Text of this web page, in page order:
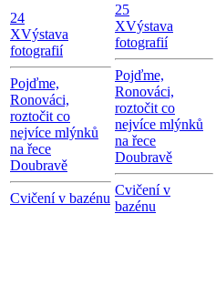
24
XVýstava
fotografií
Pojďme,
Ronováci,
roztočit co
nejvíce mlýnků
na řece
Doubravě
Cvičení v bazénu
25
XVýstava
fotografií
Pojďme,
Ronováci,
roztočit co
nejvíce mlýnků
na řece
Doubravě
Cvičení v
bazénu